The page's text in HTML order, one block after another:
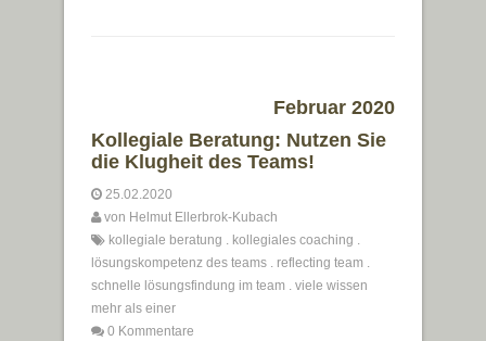
Februar 2020
Kollegiale Beratung: Nutzen Sie
die Klugheit des Teams!
25.02.2020
von Helmut Ellerbrok-Kubach
kollegiale beratung . kollegiales coaching .
lösungskompetenz des teams . reflecting team .
schnelle lösungsfindung im team . viele wissen
mehr als einer
0 Kommentare